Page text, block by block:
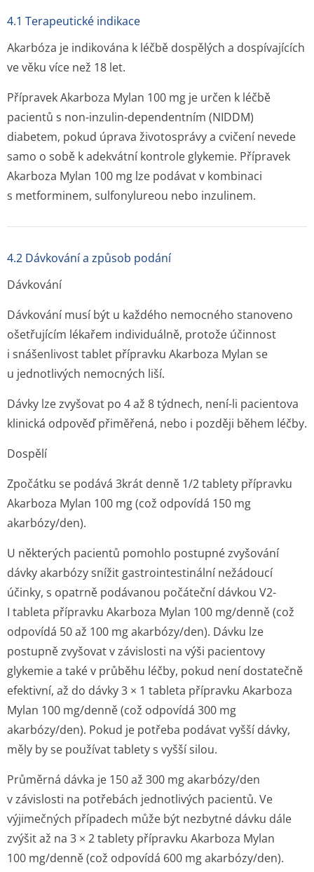
4.1 Terapeutické indikace
Akarbóza je indikována k léčbě dospělých a dospívajících
ve věku více než 18 let.
Přípravek Akarboza Mylan 100 mg je určen k léčbě
pacientů s non-inzulin-dependentním (NIDDM)
diabetem, pokud úprava životosprávy a cvičení nevede
samo o sobě k adekvátní kontrole glykemie. Přípravek
Akarboza Mylan 100 mg lze podávat v kombinaci
s metforminem, sulfonylureou nebo inzulinem.
4.2 Dávkování a způsob podání
Dávkování
Dávkování musí být u každého nemocného stanoveno
ošetřujícím lékařem individuálně, protože účinnost
i snášenlivost tablet přípravku Akarboza Mylan se
u jednotlivých nemocných liší.
Dávky lze zvyšovat po 4 až 8 týdnech, není-li pacientova
klinická odpověď přiměřená, nebo i později během léčby.
Dospělí
Zpočátku se podává 3krát denně 1/2 tablety přípravku
Akarboza Mylan 100 mg (což odpovídá 150 mg
akarbózy/den).
U některých pacientů pomohlo postupné zvyšování
dávky akarbózy snížit gastrointestinální nežádoucí
účinky, s opatrně podávanou počáteční dávkou V2-
I tableta přípravku Akarboza Mylan 100 mg/denně (což
odpovídá 50 až 100 mg akarbózy/den). Dávku lze
postupně zvyšovat v závislosti na výši pacientovy
glykemie a také v průběhu léčby, pokud není dostatečně
efektivní, až do dávky 3 × 1 tableta přípravku Akarboza
Mylan 100 mg/denně (což odpovídá 300 mg
akarbózy/den). Pokud je potřeba podávat vyšší dávky,
měly by se používat tablety s vyšší silou.
Průměrná dávka je 150 až 300 mg akarbózy/den
v závislosti na potřebách jednotlivých pacientů. Ve
výjimečných případech může být nezbytné dávku dále
zvýšit až na 3 × 2 tablety přípravku Akarboza Mylan
100 mg/denně (což odpovídá 600 mg akarbózy/den).